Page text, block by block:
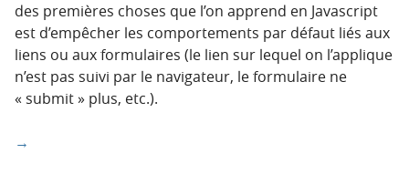
des premières choses que l’on apprend en Javascript
est d’empêcher les comportements par défaut liés aux
liens ou aux formulaires (le lien sur lequel on l’applique
n’est pas suivi par le navigateur, le formulaire ne
« submit » plus, etc.).
→